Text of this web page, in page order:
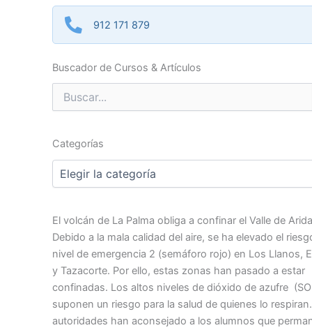
912 171 879
Buscador de Cursos & Artículos
Buscar
por:
Categorías
Categorías
El volcán de La Palma obliga a confinar el Valle de
Debido a la mala calidad del aire, se ha elevado el
nivel de emergencia 2 (semáforo rojo) en Los Llanos,
y Tazacorte. Por ello, estas zonas han pasado a estar
confinadas. Los altos niveles de dióxido de azufre
suponen un riesgo para la salud de quienes lo
autoridades han aconsejado a los alumnos que